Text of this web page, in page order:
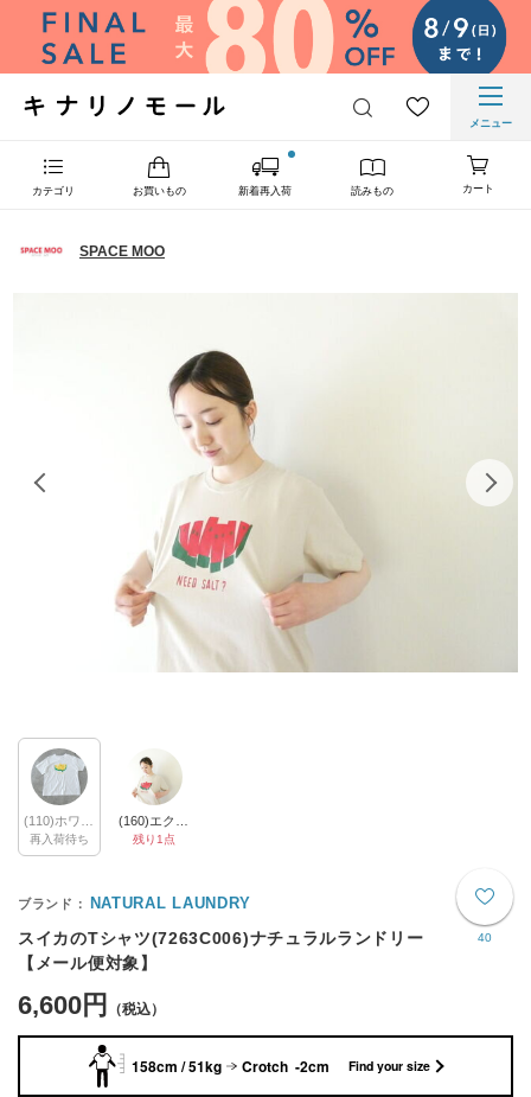
メニュー
カテゴリ お買いもの 新着再入荷 読みもの カート
SPACE MOO
再入荷待ち 残り1点
40
NATURAL LAUNDRY
スイカのTシャツ(7263C006)ナチュラルランドリー
【メール便対象】
6,600円
158cm / 51kg Crotch -2cm Find your size